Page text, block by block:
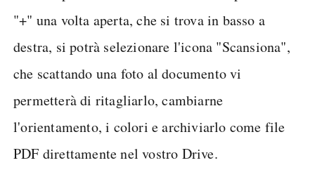
"+" una volta aperta, che si trova in basso a
destra, si potrà selezionare l'icona "Scansiona",
che scattando una foto al documento vi
permetterà di ritagliarlo, cambiarne
l'orientamento, i colori e archiviarlo come file
PDF direttamente nel vostro Drive.